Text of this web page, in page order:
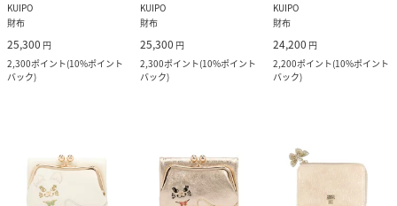
KUIPO
財布
25,300 円
2,300ポイント(10%ポイント
バック)
KUIPO
財布
25,300 円
2,300ポイント(10%ポイント
バック)
KUIPO
財布
24,200 円
2,200ポイント(10%ポイント
バック)